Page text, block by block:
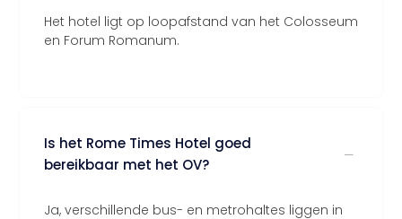
Het hotel ligt op loopafstand van het Colosseum
en Forum Romanum.
Is het Rome Times Hotel goed
bereikbaar met het OV?
Ja, verschillende bus- en metrohaltes liggen in